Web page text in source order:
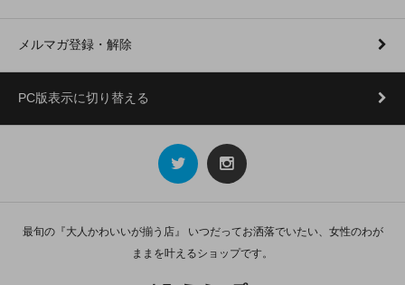
メルマガ登録・解除
PC版表示に切り替える
最旬の『大人かわいいが揃う店』 いつだってお洒落でいたい、女性のわが
ままを叶えるショップです。